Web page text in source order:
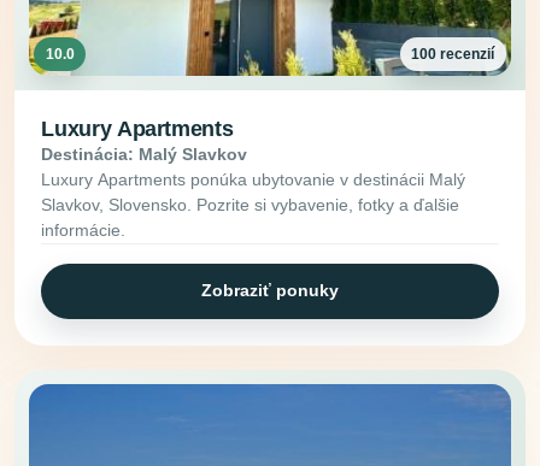
10.0 100 recenzií
Luxury Apartments
Destinácia: Malý Slavkov
Luxury Apartments ponúka ubytovanie v destinácii Malý
Slavkov, Slovensko. Pozrite si vybavenie, fotky a ďalšie
informácie.
Zobraziť ponuky